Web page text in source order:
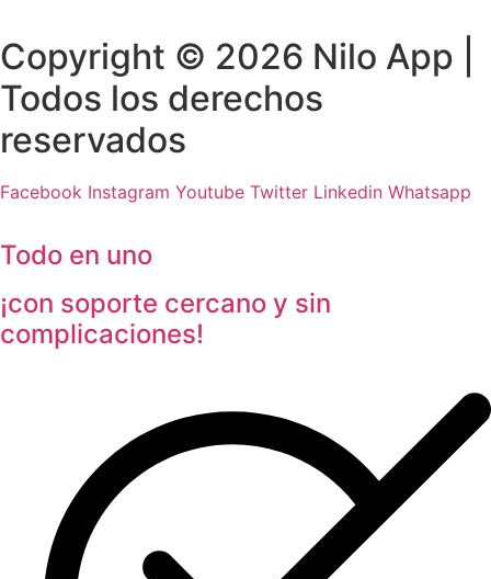
Copyright © 2026 Nilo App |
Todos los derechos
reservados
Facebook Instagram Youtube Twitter Linkedin Whatsapp
Todo en uno
¡con soporte cercano y sin
complicaciones!